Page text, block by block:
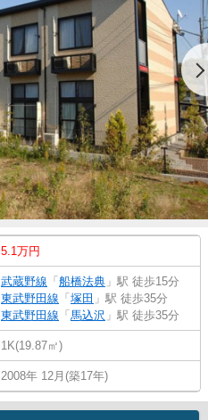
5.1万円
武蔵野線 「 船橋法典 」駅 徒歩15分
東武野田線 「 塚田 」駅 徒歩35分
東武野田線 「 馬込沢 」駅 徒歩35分
1K(19.87㎡)
2008年 12月(築17年)